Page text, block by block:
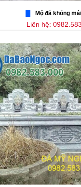
Mộ đá không
Liên hệ: